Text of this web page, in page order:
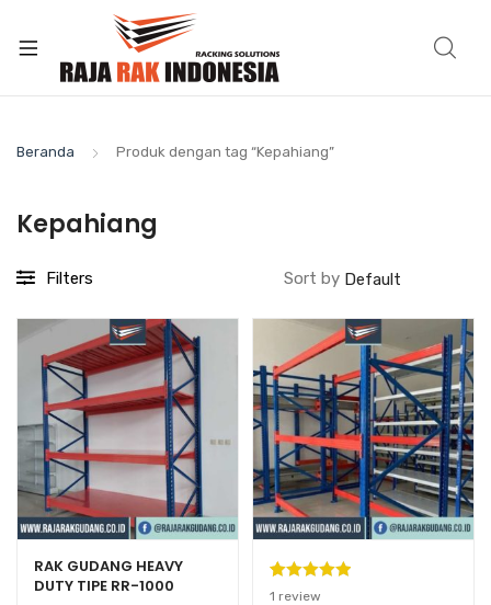
Beranda Produk dengan tag “Kepahiang”
Kepahiang
Filters Sort by
RAK GUDANG HEAVY
DUTY TIPE RR-1000
Peringkat
11 review